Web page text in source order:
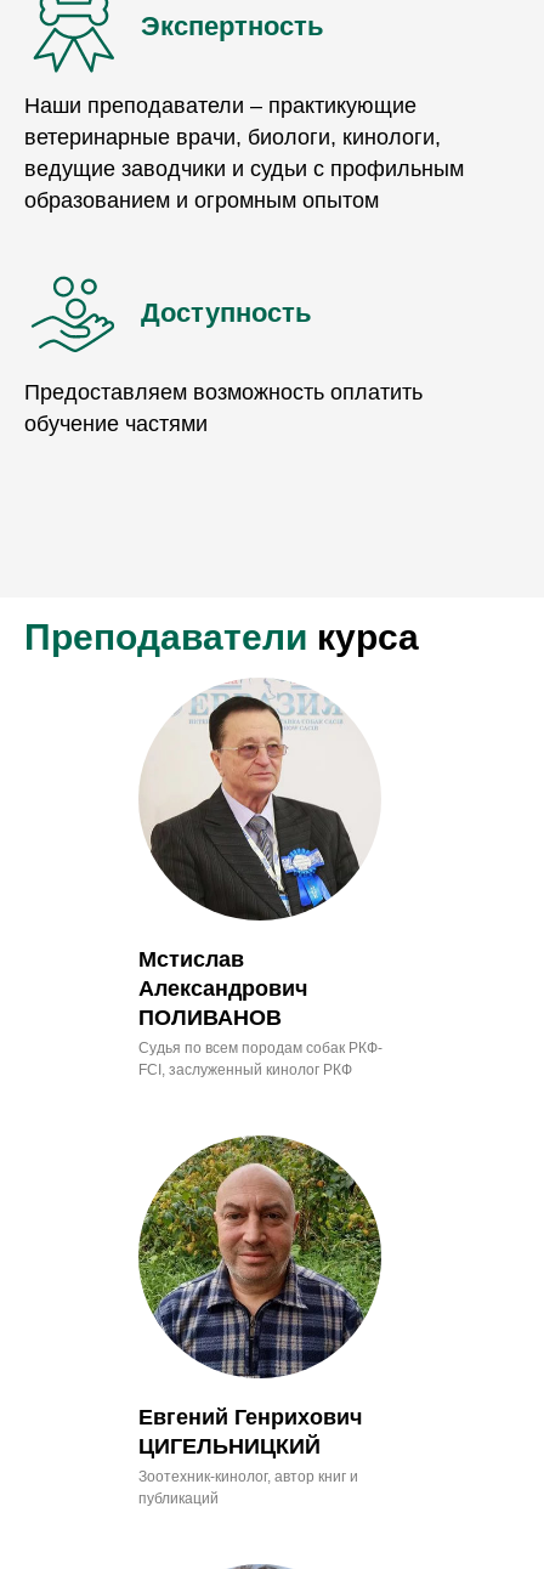
Экспертность
Наши преподаватели – практикующие
ветеринарные врачи, биологи, кинологи,
ведущие заводчики и судьи с профильным
образованием и огромным опытом
Доступность
Предоставляем возможность оплатить
обучение частями
Преподаватели курса
Мстислав
Александрович
ПОЛИВАНОВ
Судья по всем породам собак РКФ-
FCI, заслуженный кинолог РКФ
Евгений Генрихович
ЦИГЕЛЬНИЦКИЙ
Зоотехник-кинолог, автор книг и
публикаций